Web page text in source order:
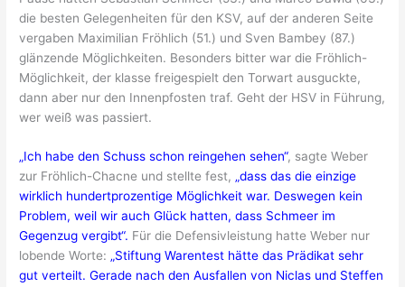
die besten Gelegenheiten für den KSV, auf der anderen Seite
vergaben Maximilian Fröhlich (51.) und Sven Bambey (87.)
glänzende Möglichkeiten. Besonders bitter war die Fröhlich-
Möglichkeit, der klasse freigespielt den Torwart ausguckte,
dann aber nur den Innenpfosten traf. Geht der HSV in Führung,
wer weiß was passiert.
„Ich habe den Schuss schon reingehen sehen“, sagte Weber
zur Fröhlich-Chacne und stellte fest, „dass das die einzige
wirklich hundertprozentige Möglichkeit war. Deswegen kein
Problem, weil wir auch Glück hatten, dass Schmeer im
Gegenzug vergibt“. Für die Defensivleistung hatte Weber nur
lobende Worte: „Stiftung Warentest hätte das Prädikat sehr
gut verteilt. Gerade nach den Ausfallen von Niclas und Steffen